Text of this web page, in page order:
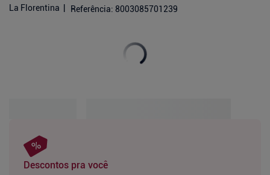
La Florentina Referência: 8003085701239
Descontos pra você